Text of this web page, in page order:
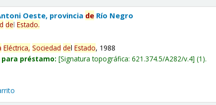
Oeste, provincia de Río Negro
delEstado.
Eléctrica, Sociedad delEstado, 1988
para préstamo: Signatura topográfica:621.374.5/A282/v.4 (1).